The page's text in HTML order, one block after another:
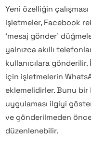
Yeni özelliğin
işletmeler, Facebook
‘mesaj gönder’
yalnızca akıllı
kullanıcılara
için işletmelerin
eklemelidirler. Bunu bir
uygulaması ilgiyi
ve gönderilmeden
düzenlenebilir.